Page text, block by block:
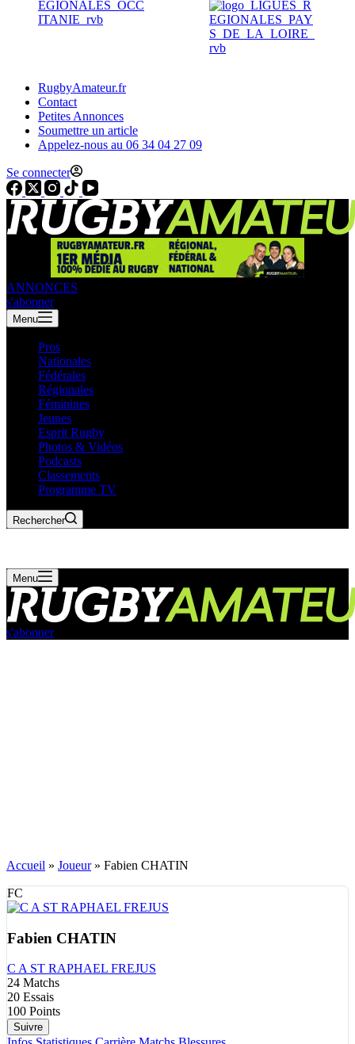
RugbyAmateur.fr
Contact
Petites Annonces
Soumettre un article
Appelez-nous au 06 34 04 27 09
Se connecter
ANNONCES
s'abonner
Menu
Pros
Nationales
Fédérales
Régionales
Féminines
Jeunes
Esprit Rugby
Photos & Vidéos
Podcasts
Classements
Programme TV
Rechercher
Menu
s'abonner
Accueil » Joueur» Fabien CHATIN
FC
Fabien CHATIN
C A ST RAPHAEL FREJUS
24 Matchs
20 Essais
100 Points
Suivre